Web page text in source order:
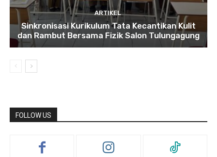
ARTIKEL
Sinkronisasi Kurikulum Tata Kecantikan Kulit
dan Rambut Bersama Fizik Salon Tulungagung
FOLLOW US